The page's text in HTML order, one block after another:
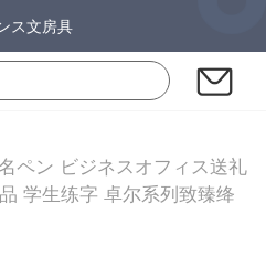
ス文房具
ペン ビジネスオフィス送礼
学生练字 卓尔系列致臻绛